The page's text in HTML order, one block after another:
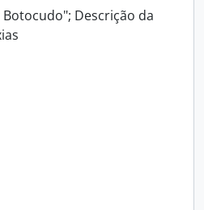
Descrição da